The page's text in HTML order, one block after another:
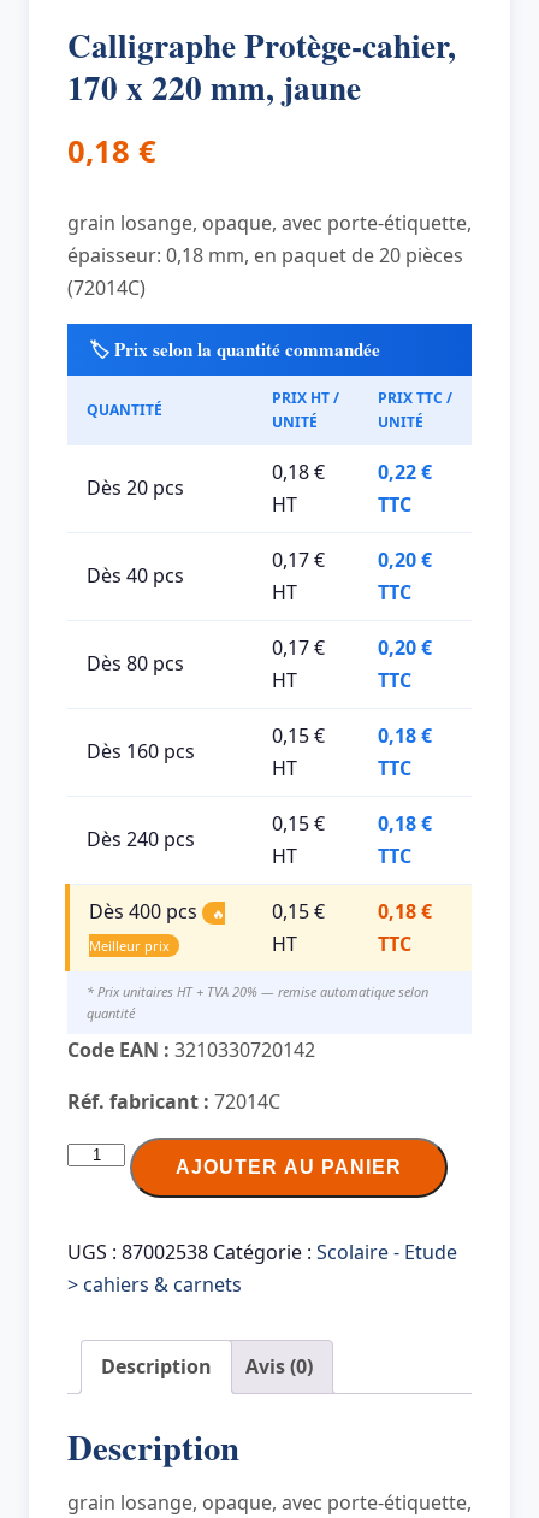
Calligraphe Protège-cahier,
170 x 220 mm, jaune
0,18 €
grain losange, opaque, avec porte-étiquette,
épaisseur: 0,18 mm, en paquet de 20 pièces
(72014C)
🏷️ Prix selon la quantité commandée
QUANTITÉ
PRIX HT /
UNITÉ
PRIX TTC /
UNITÉ
Dès 20 pcs
0,18 €
HT
0,22 €
TTC
Dès 40 pcs
0,17 €
HT
0,20 €
TTC
Dès 80 pcs
0,17 €
HT
0,20 €
TTC
Dès 160 pcs
0,15 €
HT
0,18 €
TTC
Dès 240 pcs
0,15 €
HT
0,18 €
TTC
Dès 400 pcs
🔥
Meilleur prix
0,15 €
HT
0,18 €
TTC
* Prix unitaires HT + TVA 20% — remise automatique selon
quantité
Code EAN : 3210330720142
Réf. fabricant : 72014C
quantité
Protège-
cahier,
jaune
AJOUTER AU PANIER
UGS : 87002538 Catégorie : Scolaire - Etude
> cahiers & carnets
Description Avis (0)
Description
grain losange, opaque, avec porte-étiquette,